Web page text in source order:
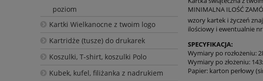
poziom
Kartki Wielkanocne z twoim logo
Kartridże (tusze) do drukarek
Koszulki, T-shirt, koszulki Polo
Kubek, kufel, filiżanka z nadrukiem
MINIMALNA ILOŚĆ
wzory kartek i życzeń
ilościowy i ewentualnie
SPECYFIKACJA:
Wymiary po rozłożeniu:
Wymiary po złożeniu:
Papier: karton perłowy